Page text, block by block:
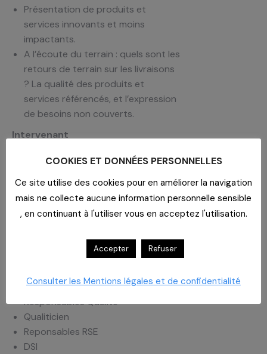
Présentation de produits et
services innovants et moins
impactants.
A l’écoute du terrain : quels sont les
retours de terrain sur les livraisons
? La qualité des produits et
services référencés, et l’expression
de besoins non couverts.
Intervenant
Olivier Toma,, Fondateur de PRIMUM
PDG
Responsables de bloc
Responsables Qualité
Qualiticien
Reponsables RSE
DSI
COOKIES ET DONNÉES PERSONNELLES
Ce site utilise des cookies pour en améliorer la navigation
mais ne collecte aucune information personnelle sensible
, en continuant à l'utiliser vous en acceptez l'utilisation.
Accepter Refuser
Consulter les Mentions légales et de confidentialité